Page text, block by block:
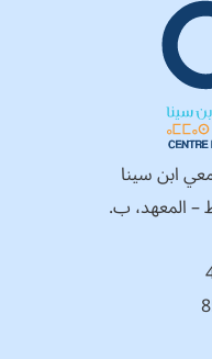
ابن سينا
– المعهد، ب.